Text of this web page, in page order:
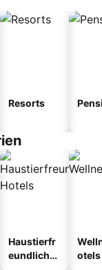
Resorts
Haustierfr
eundliche
otels